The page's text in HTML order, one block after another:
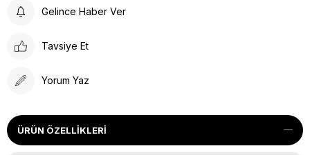
Gelince Haber Ver
Tavsiye Et
Yorum Yaz
ÜRÜN ÖZELLIKLERI